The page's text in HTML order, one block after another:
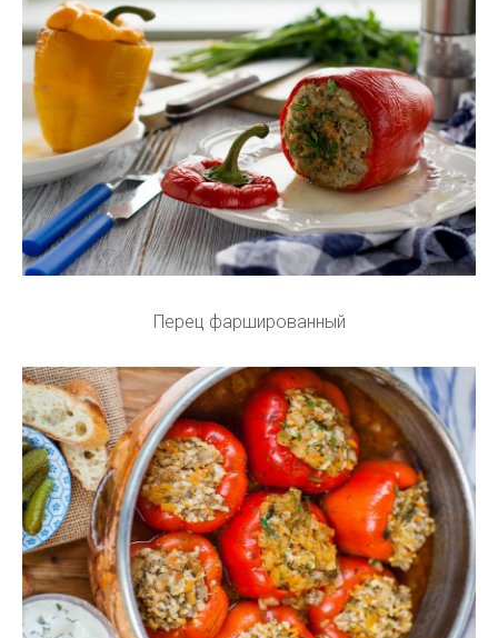
Перец фаршированный